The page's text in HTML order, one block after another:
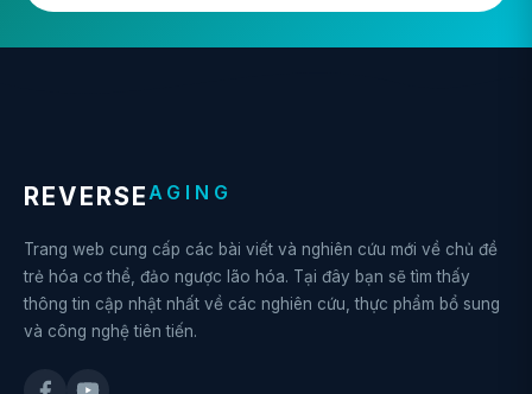
REVERSEAGING
Trang web cung cấp các bài viết và nghiên cứu mới về chủ đề
trẻ hóa cơ thể, đảo ngược lão hóa. Tại đây bạn sẽ tìm thấy
thông tin cập nhật nhất về các nghiên cứu, thực phẩm bổ sung
và công nghệ tiên tiến.